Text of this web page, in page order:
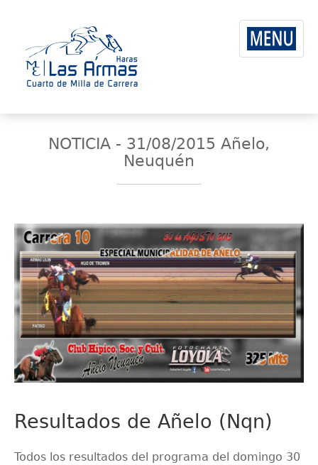
NOTICIA - 31/08/2015 Añelo,
Neuquén
Resultados de Añelo (Nqn)
Todos los resultados del programa del domingo 30